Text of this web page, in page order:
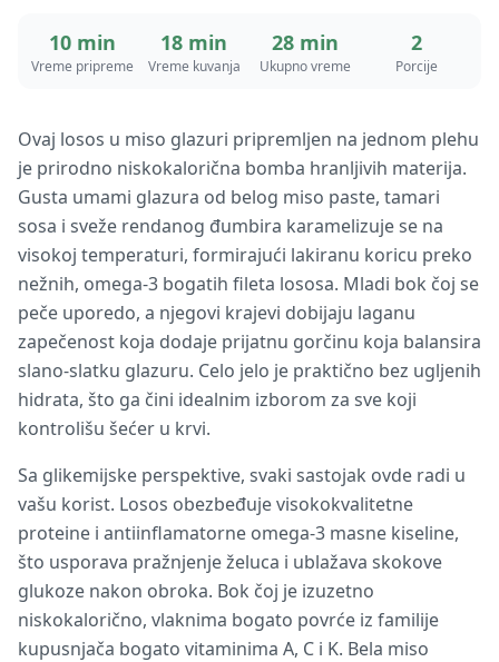
10 min
Vreme pripreme
18 min
Vreme kuvanja
28 min
Ukupno vreme
2
Porcije
Ovaj losos u miso glazuri pripremljen na jednom plehu
je prirodno niskokalorična bomba hranljivih materija.
Gusta umami glazura od belog miso paste, tamari
sosa i sveže rendanog đumbira karamelizuje se na
visokoj temperaturi, formirajući lakiranu koricu preko
nežnih, omega-3 bogatih fileta lososa. Mladi bok čoj se
peče uporedo, a njegovi krajevi dobijaju laganu
zapečenost koja dodaje prijatnu gorčinu koja balansira
slano-slatku glazuru. Celo jelo je praktično bez ugljenih
hidrata, što ga čini idealnim izborom za sve koji
kontrolišu šećer u krvi.
Sa glikemijske perspektive, svaki sastojak ovde radi u
vašu korist. Losos obezbeđuje visokokvalitetne
proteine i antiinflamatorne omega-3 masne kiseline,
što usporava pražnjenje želuca i ublažava skokove
glukoze nakon obroka. Bok čoj je izuzetno
niskokalorično, vlaknima bogato povrće iz familije
kupusnjača bogato vitaminima A, C i K. Bela miso